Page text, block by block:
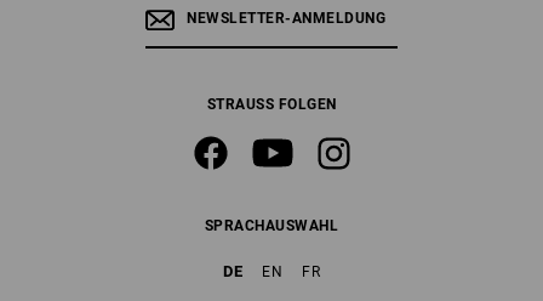
NEWSLETTER-ANMELDUNG
STRAUSS FOLGEN
SPRACHAUSWAHL
DE EN FR